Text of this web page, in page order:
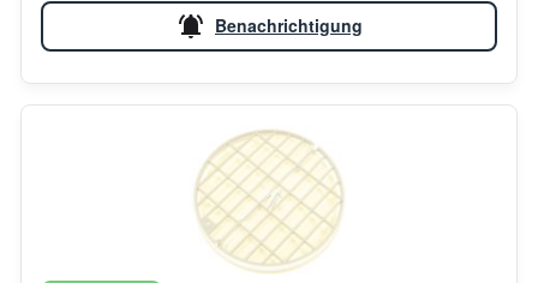
Benachrichtigung